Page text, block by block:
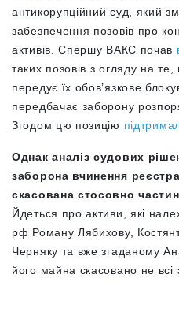
антикорупційний суд, який
забезпечення позовів про
активів. Спершу ВАКС почав
таких позовів з огляду на те,
передує їх обов’язкове
передбачає заборону
Згодом цю позицію
Однак аналіз судових
заборона вчинення
скасована стосовно
Йдеться про активи, які
рф Роману Лябихову,
Черняку та вже згаданому
його майна скасовано не всі